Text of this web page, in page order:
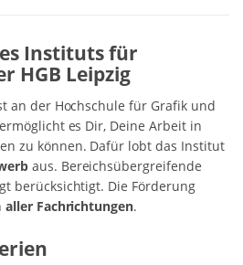
Instituts für
HGB Leipzig
an der Hochschule für Grafik und
es Dir, Deine Arbeit in
zu können. Dafür lobt das Institut
aus. Bereichsübergreifende
berücksichtigt. Die Förderung
aller Fachrichtungen.